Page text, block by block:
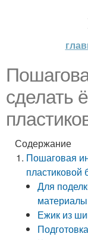
сделать
Содержание
Пошаговая
пластиковой
Для
Ежик из